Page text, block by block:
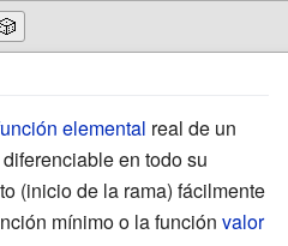
elemental real de un
en todo su
(inicio de la rama) fácilmente
mínimo o la función valor